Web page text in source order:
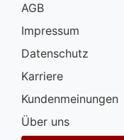
AGB
Impressum
Datenschutz
Karriere
Kundenmeinungen
Über uns